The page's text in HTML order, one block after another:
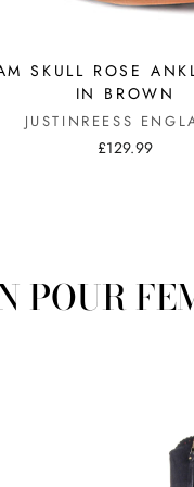
SKULL ROSE
IN BROWN
JUSTINREESS
£129.99
POUR